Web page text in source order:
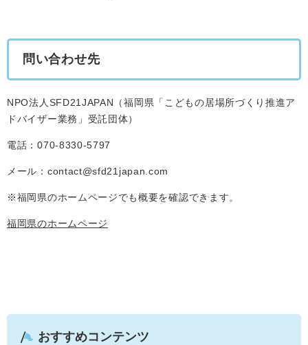
問い合わせ先
NPO法人SFD21JAPAN（福岡県「こどもの居場所づくり推進ア
ドバイザー業務」受託団体）
電話：070-8330-5797
メール：contact@sfd21japan.com
※福岡県のホームページでも概要を確認できます。
福岡県のホームページ
おすすめコンテンツ